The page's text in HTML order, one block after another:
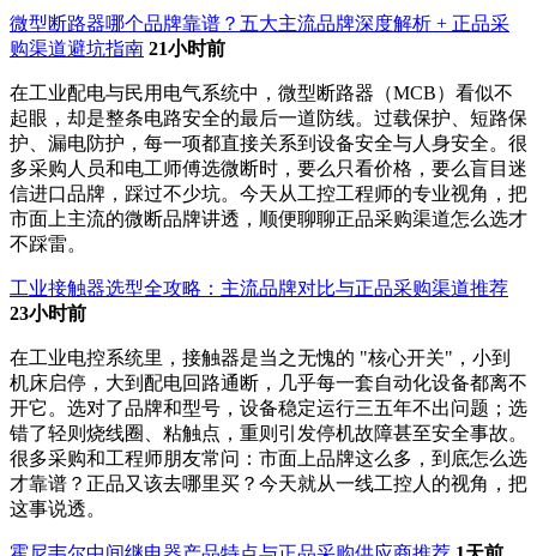
微型断路器哪个品牌靠谱？五大主流品牌深度解析 + 正品采
购渠道避坑指南 21小时前
在工业配电与民用电气系统中，微型断路器（MCB）看似不
起眼，却是整条电路安全的最后一道防线。过载保护、短路保
护、漏电防护，每一项都直接关系到设备安全与人身安全。很
多采购人员和电工师傅选微断时，要么只看价格，要么盲目迷
信进口品牌，踩过不少坑。今天从工控工程师的专业视角，把
市面上主流的微断品牌讲透，顺便聊聊正品采购渠道怎么选才
不踩雷。
工业接触器选型全攻略：主流品牌对比与正品采购渠道推荐
23小时前
在工业电控系统里，接触器是当之无愧的 "核心开关"，小到
机床启停，大到配电回路通断，几乎每一套自动化设备都离不
开它。选对了品牌和型号，设备稳定运行三五年不出问题；选
错了轻则烧线圈、粘触点，重则引发停机故障甚至安全事故。
很多采购和工程师朋友常问：市面上品牌这么多，到底怎么选
才靠谱？正品又该去哪里买？今天就从一线工控人的视角，把
这事说透。